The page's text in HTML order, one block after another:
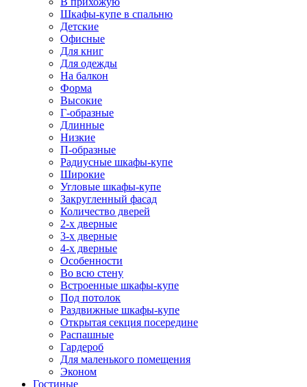
Шкафы-купе в спальню
Детские
Офисные
Для книг
Для одежды
На балкон
Форма
Высокие
Г-образные
Длинные
Низкие
П-образные
Радиусные шкафы-купе
Широкие
Угловые шкафы-купе
Закругленный фасад
Количество дверей
2-х дверные
3-х дверные
4-х дверные
Особенности
Во всю стену
Встроенные шкафы-купе
Под потолок
Раздвижные шкафы-купе
Открытая секция посередине
Распашные
Гардероб
Для маленького помещения
Эконом
Гостиные